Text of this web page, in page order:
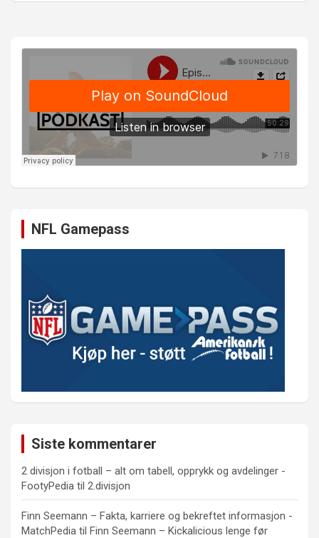
NFL Gamepass
Siste kommentarer
2 divisjon i fotball – alt om tabell, opprykk og avdelinger -
FootyPedia til 2.divisjon
Finn Seemann – Fakta, karriere og bekreftet informasjon -
MatchPedia til Finn Seemann – Kickalicious lenge før